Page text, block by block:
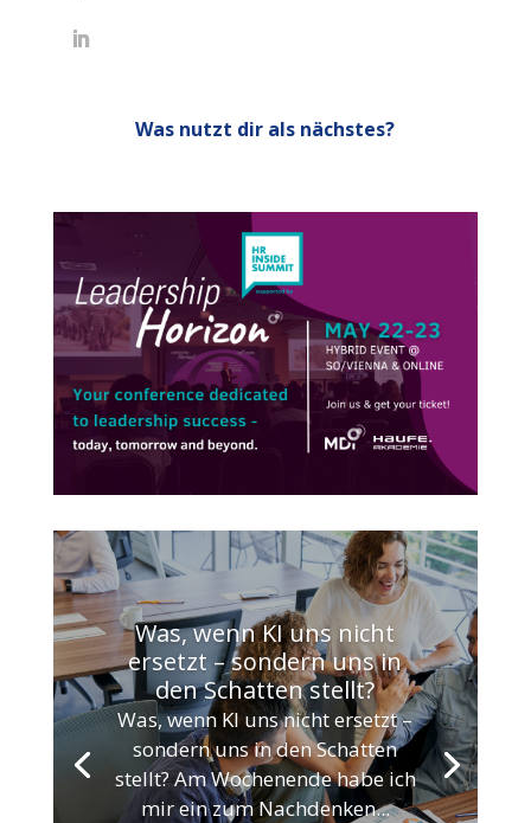
Was nutzt dir als nächstes?
Was, wenn KI uns nicht
ersetzt – sondern uns in
den Schatten stellt?
Was, wenn KI uns nicht ersetzt –
sondern uns in den Schatten
stellt? Am Wochenende habe ich
mir ein zum Nachdenken...